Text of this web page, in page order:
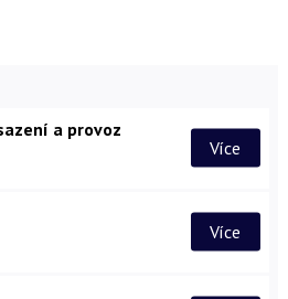
a provoz
Více
Více